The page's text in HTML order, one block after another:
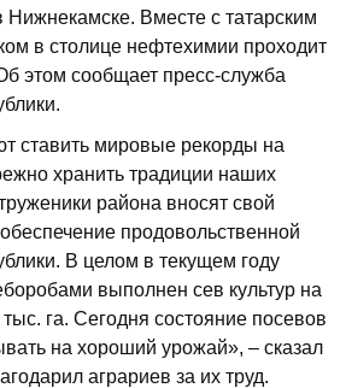
Нижнекамске. Вместе с татарским
в столице нефтехимии проходит
этом сообщает пресс-служба
ставить мировые рекорды на
хранить традиции наших
района вносят свой
продовольственной
В целом в текущем году
выполнен сев культур на
га. Сегодня состояние посевов
на хороший урожай», – сказал
аграриев за их труд.